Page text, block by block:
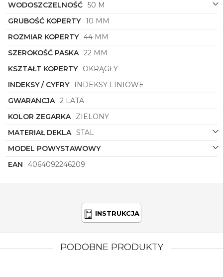
WODOSZCZELNOŚĆ 50 M
GRUBOŚĆ KOPERTY 10 MM
ROZMIAR KOPERTY 44 MM
SZEROKOŚĆ PASKA 22 MM
KSZTAŁT KOPERTY OKRĄGŁY
INDEKSY / CYFRY
INDEKSY LINIOWE
GWARANCJA 2 LATA
KOLOR ZEGARKA ZIELONY
MATERIAŁ DEKLA STAL
MODEL POWYSTAWOWY
EAN
4064092246209
INSTRUKCJA
PODOBNE PRODUKTY